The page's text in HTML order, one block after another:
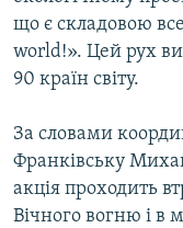
ВСЕ ЗА ДЕНЬ
СПЕЦПРОЕКТИ
ВІДЕОУРОКИ «ELIFBE»
СВІДЧЕННЯ ОКУПАЦІЇ
УКРАЇНСЬКА
Русский
Qırımtatar
що є складовою
world!». Цей рух
90 країн світу.
За словами
Франківську
акція проходить
Вічного вогню і в